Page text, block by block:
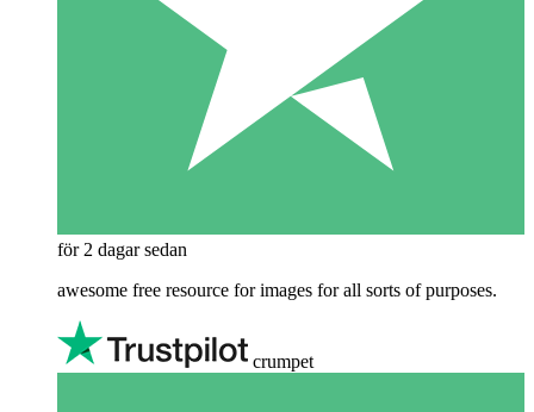
för 2 dagar sedan
awesome free resource for images for all sorts of purposes.
crumpet